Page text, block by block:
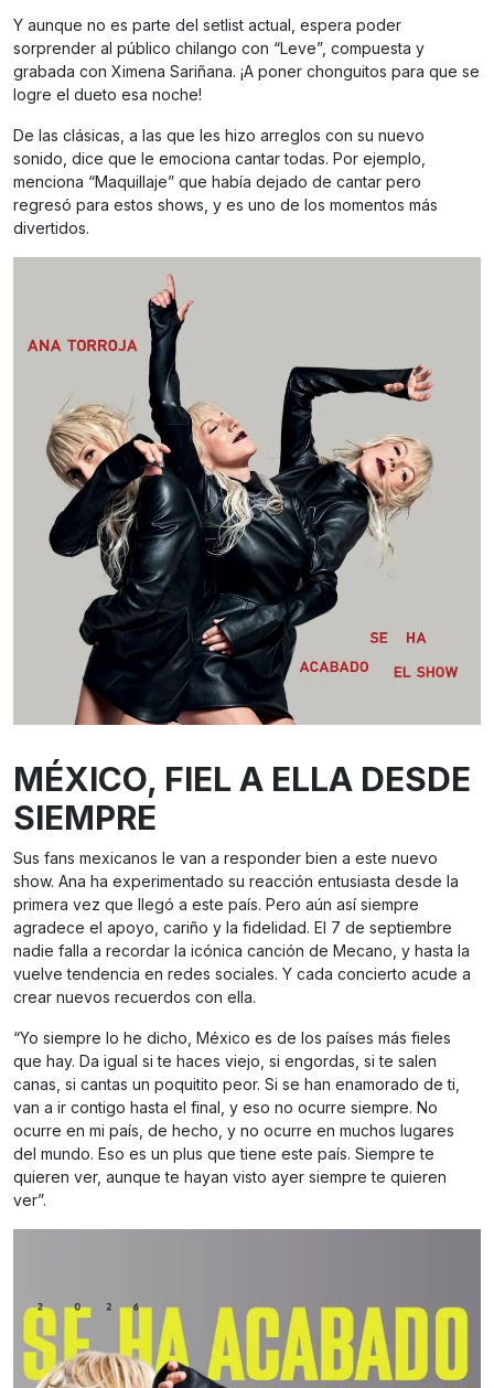
Y aunque no es parte del setlist actual, espera poder
sorprender al público chilango con “Leve”, compuesta y
grabada con Ximena Sariñana. ¡A poner chonguitos para que se
logre el dueto esa noche!
De las clásicas, a las que les hizo arreglos con su nuevo
sonido, dice que le emociona cantar todas. Por ejemplo,
menciona “Maquillaje” que había dejado de cantar pero
regresó para estos shows, y es uno de los momentos más
divertidos.
MÉXICO, FIEL A ELLA DESDE
SIEMPRE
Sus fans mexicanos le van a responder bien a este nuevo
show. Ana ha experimentado su reacción entusiasta desde la
primera vez que llegó a este país. Pero aún así siempre
agradece el apoyo, cariño y la fidelidad. El 7 de septiembre
nadie falla a recordar la icónica canción de Mecano, y hasta la
vuelve tendencia en redes sociales. Y cada concierto acude a
crear nuevos recuerdos con ella.
“Yo siempre lo he dicho, México es de los países más fieles
que hay. Da igual si te haces viejo, si engordas, si te salen
canas, si cantas un poquitito peor. Si se han enamorado de ti,
van a ir contigo hasta el final, y eso no ocurre siempre. No
ocurre en mi país, de hecho, y no ocurre en muchos lugares
del mundo. Eso es un plus que tiene este país. Siempre te
quieren ver, aunque te hayan visto ayer siempre te quieren
ver”.